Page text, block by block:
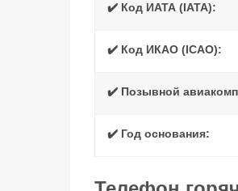
✔️ Код ИАТА (IATA):
✔️ Код ИКАО (ICAO):
✔️ Позывной
✔️ Год основания: